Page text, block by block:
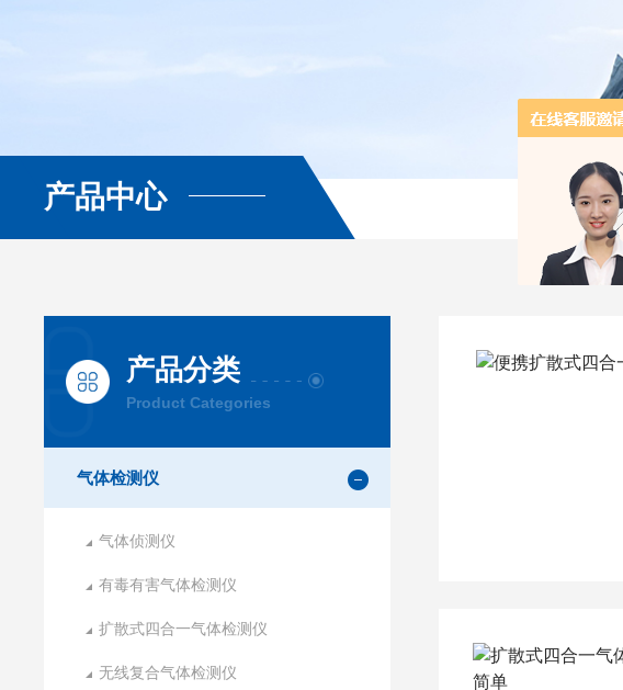
产品中心
产品分类
Product Categories
气体检测仪
气体侦测仪
有毒有害气体检测仪
扩散式四合一气体检测仪
无线复合气体检测仪